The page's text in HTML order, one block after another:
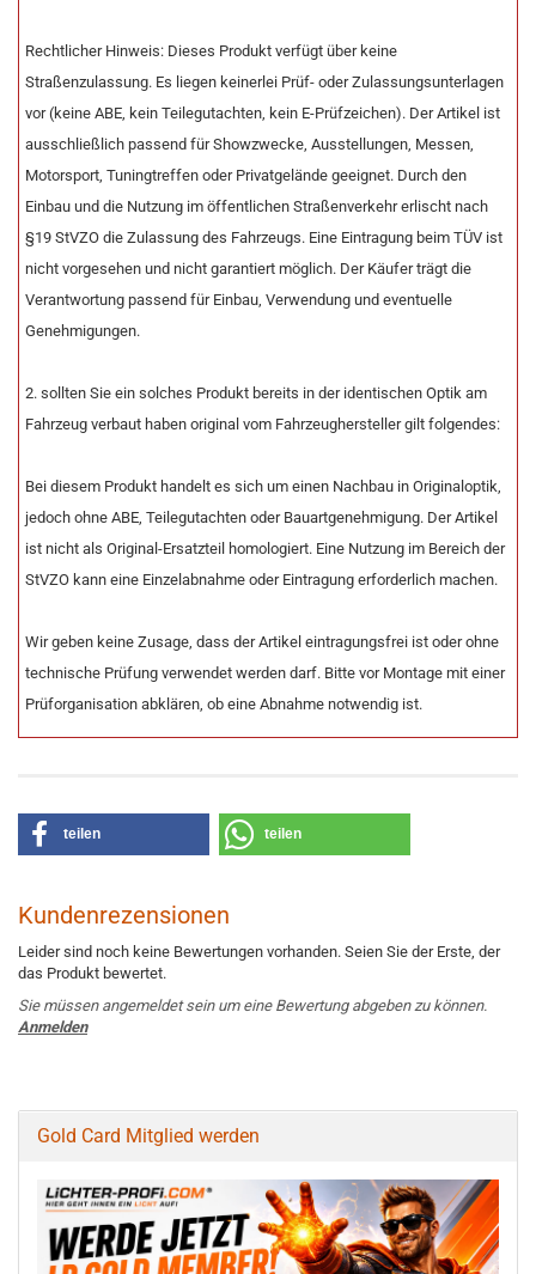
Rechtlicher Hinweis: Dieses Produkt verfügt über keine
Straßenzulassung. Es liegen keinerlei Prüf- oder Zulassungsunterlagen
vor (keine ABE, kein Teilegutachten, kein E-Prüfzeichen). Der Artikel ist
ausschließlich passend für Showzwecke, Ausstellungen, Messen,
Motorsport, Tuningtreffen oder Privatgelände geeignet. Durch den
Einbau und die Nutzung im öffentlichen Straßenverkehr erlischt nach
§19 StVZO die Zulassung des Fahrzeugs. Eine Eintragung beim TÜV ist
nicht vorgesehen und nicht garantiert möglich. Der Käufer trägt die
Verantwortung passend für Einbau, Verwendung und eventuelle
Genehmigungen.
2. sollten Sie ein solches Produkt bereits in der identischen Optik am
Fahrzeug verbaut haben original vom Fahrzeughersteller gilt folgendes:
Bei diesem Produkt handelt es sich um einen Nachbau in Originaloptik,
jedoch ohne ABE, Teilegutachten oder Bauartgenehmigung. Der Artikel
ist nicht als Original-Ersatzteil homologiert. Eine Nutzung im Bereich der
StVZO kann eine Einzelabnahme oder Eintragung erforderlich machen.
Wir geben keine Zusage, dass der Artikel eintragungsfrei ist oder ohne
technische Prüfung verwendet werden darf. Bitte vor Montage mit einer
Prüforganisation abklären, ob eine Abnahme notwendig ist.
teilen teilen
Kundenrezensionen
Leider sind noch keine Bewertungen vorhanden. Seien Sie der Erste, der
das Produkt bewertet.
Sie müssen angemeldet sein um eine Bewertung abgeben zu können.
Anmelden
Gold Card Mitglied werden